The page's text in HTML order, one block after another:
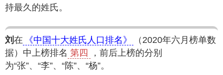
持最久的姓氏。
刘 在 《中国十大姓氏人口排名》
（2020年六月榜单数
据）中上榜排名 第四
，前后上榜的分别
为“张”、“李”、“陈”、“杨”。